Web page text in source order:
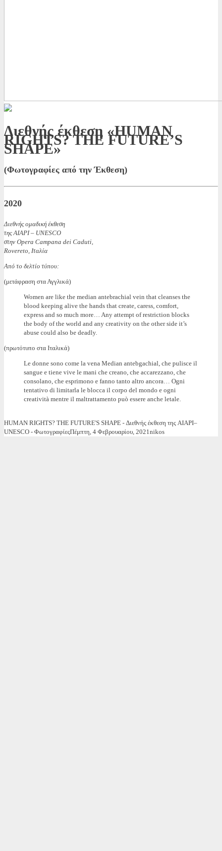
Διεθνής έκθεση «HUMAN
RIGHTS? THE FUTURE’S
SHAPE»
(Φωτογραφίες από την Έκθεση)
2020
Διεθνής ομαδική έκθεση
της AIAPI – UNESCO
στην Opera Campana dei Caduti,
Rovereto, Ιταλία
Από το δελτίο τύπου:
(μετάφραση στα Αγγλικά)
Women are like the median antebrachial vein that cleanses the
blood keeping alive the hands that create, caress, comfort,
express and so much more… Any attempt of restriction blocks
the body of the world and any creativity on the other side it’s
abuse could also be deadly.
(πρωτότυπο στα Ιταλικά)
Le donne sono come la vena Median antebgachial, che pulisce il
sangue e tiene vive le mani che creano, che accarezzano, che
consolano, che esprimono e fanno tanto altro ancora… Ogni
tentativo di limitarla le blocca il corpo del mondo e ogni
creatività mentre il maltrattamento può essere anche letale.
HUMAN RIGHTS? THE FUTURE'S SHAPE - Διεθνής έκθεση της AIAPI–
UNESCO - ΦωτογραφίεςΠέμπτη, 4 Φεβρουαρίου, 2021 nikos